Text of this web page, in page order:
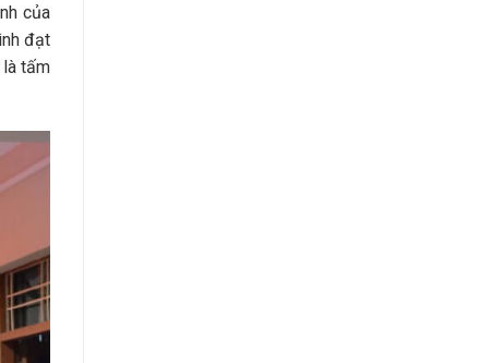
của
đạt
tấm